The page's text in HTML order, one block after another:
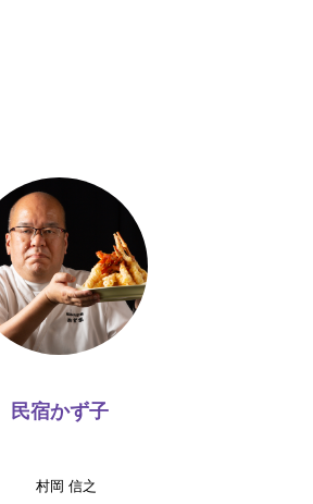
民宿かず子
村岡 信之